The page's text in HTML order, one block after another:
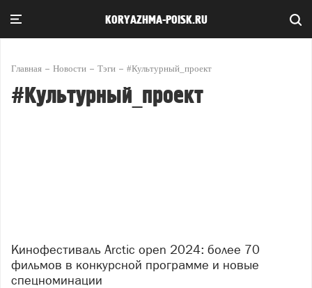
KORYAZHMA-POISK.RU
Главная Новости Тэги #Культурный_проект
#Культурный_проект
Кинофестиваль Arctic open 2024: более 70
фильмов в конкурсной программе и новые
спецноминации